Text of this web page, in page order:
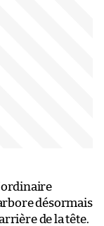
désormais
de la tête.